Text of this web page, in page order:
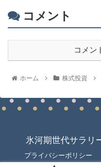
コメント
コメン
ホーム 株式投資
氷河期世代サラリ
プライバシーポリシー